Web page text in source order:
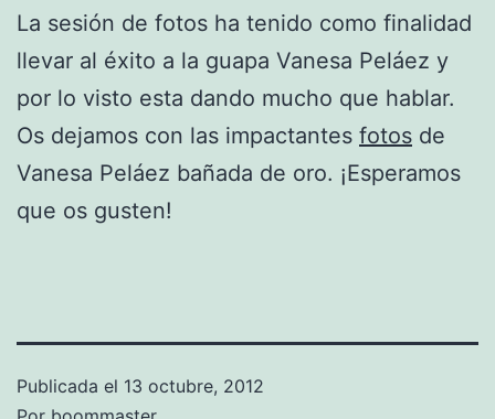
La sesión de fotos ha tenido como finalidad
llevar al éxito a la guapa Vanesa Peláez y
por lo visto esta dando mucho que hablar.
Os dejamos con las impactantes fotos de
Vanesa Peláez bañada de oro. ¡Esperamos
que os gusten!
Publicada el 13 octubre, 2012